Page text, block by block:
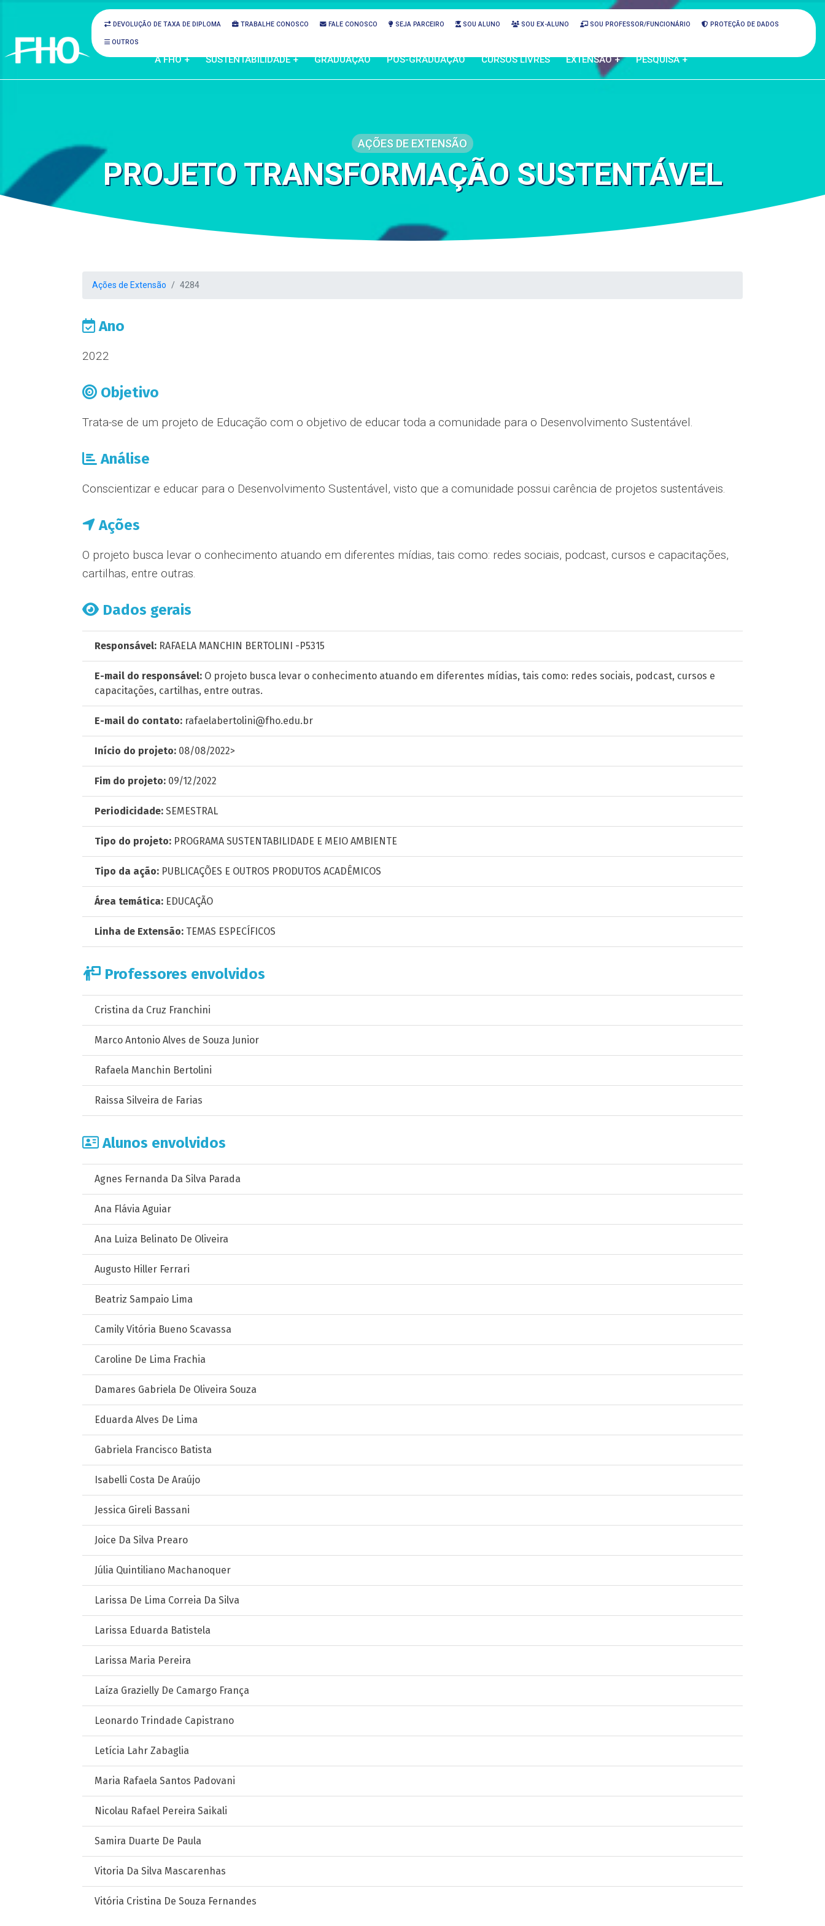
DEVOLUÇÃO DE TAXA DE DIPLOMA TRABALHE CONOSCO FALE CONOSCO SEJA PARCEIRO SOU ALUNO SOU EX-ALUNO SOU PROFESSOR/FUNCIONÁRIO PROTEÇÃO DE DADOS
OUTROS
A FHO + SUSTENTABILIDADE + GRADUAÇÃO PÓS-GRADUAÇÃO CURSOS LIVRES EXTENSÃO + PESQUISA +
AÇÕES DE EXTENSÃO
PROJETO TRANSFORMAÇÃO SUSTENTÁVEL
Ações de Extensão 4284
Ano
2022
Objetivo
Trata-se de um projeto de Educação com o objetivo de educar toda a comunidade para o Desenvolvimento Sustentável.
Análise
Conscientizar e educar para o Desenvolvimento Sustentável, visto que a comunidade possui carência de projetos sustentáveis.
Ações
O projeto busca levar o conhecimento atuando em diferentes mídias, tais como: redes sociais, podcast, cursos e capacitações,
cartilhas, entre outras.
Dados gerais
Responsável: RAFAELA MANCHIN BERTOLINI -P5315
E-mail do responsável: O projeto busca levar o conhecimento atuando em diferentes mídias, tais como: redes sociais, podcast, cursos e
capacitações, cartilhas, entre outras.
E-mail do contato: rafaelabertolini@fho.edu.br
Início do projeto: 08/08/2022>
Fim do projeto: 09/12/2022
Periodicidade: SEMESTRAL
Tipo do projeto: PROGRAMA SUSTENTABILIDADE E MEIO AMBIENTE
Tipo da ação: PUBLICAÇÕES E OUTROS PRODUTOS ACADÊMICOS
Área temática: EDUCAÇÃO
Linha de Extensão: TEMAS ESPECÍFICOS
Professores envolvidos
Cristina da Cruz Franchini
Marco Antonio Alves de Souza Junior
Rafaela Manchin Bertolini
Raissa Silveira de Farias
Alunos envolvidos
Agnes Fernanda Da Silva Parada
Ana Flávia Aguiar
Ana Luiza Belinato De Oliveira
Augusto Hiller Ferrari
Beatriz Sampaio Lima
Camily Vitória Bueno Scavassa
Caroline De Lima Frachia
Damares Gabriela De Oliveira Souza
Eduarda Alves De Lima
Gabriela Francisco Batista
Isabelli Costa De Araújo
Jessica Gireli Bassani
Joice Da Silva Prearo
Júlia Quintiliano Machanoquer
Larissa De Lima Correia Da Silva
Larissa Eduarda Batistela
Larissa Maria Pereira
Laíza Grazielly De Camargo França
Leonardo Trindade Capistrano
Letícia Lahr Zabaglia
Maria Rafaela Santos Padovani
Nicolau Rafael Pereira Saikali
Samira Duarte De Paula
Vitoria Da Silva Mascarenhas
Vitória Cristina De Souza Fernandes